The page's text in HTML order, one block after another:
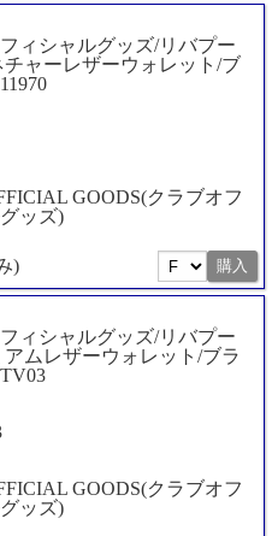
ィシャルグッズ/リバプー
チャーレザーウォレット/ブ
GOODS(クラブオフ
ッズ)
)
ィシャルグッズ/リバプー
アムレザーウォレット/ブラ
GOODS(クラブオフ
ッズ)